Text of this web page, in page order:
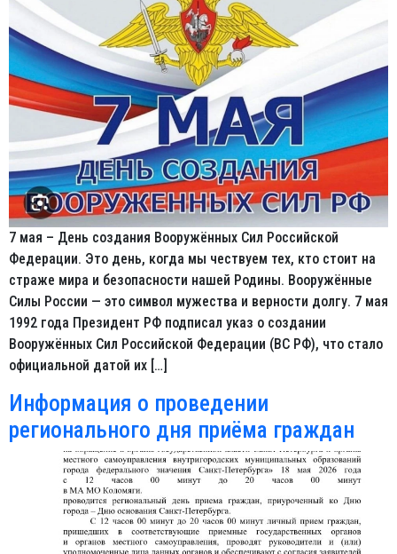
7 мая – День создания Вооружённых Сил Российской
Федерации. Это день, когда мы чествуем тех, кто стоит на
страже мира и безопасности нашей Родины. Вооружённые
Силы России — это символ мужества и верности долгу. 7 мая
1992 года Президент РФ подписал указ о создании
Вооружённых Сил Российской Федерации (ВС РФ), что стало
официальной датой их […]
Информация о проведении
регионального дня приёма граждан